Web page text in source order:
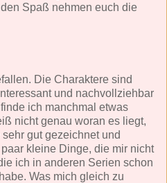
Spaß nehmen euch die
Die Charaktere sind
und nachvollziehbar
ich manchmal etwas
nicht genau woran es liegt,
gut gezeichnet und
kleine Dinge, die mir nicht
ich in anderen Serien schon
Was mich gleich zu